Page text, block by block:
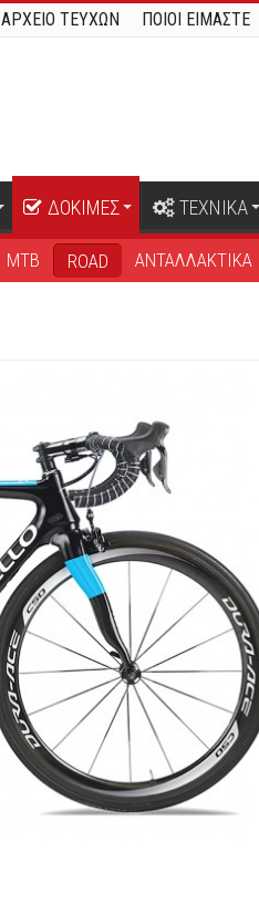
ΑΡΧΕΙΟ ΤΕΥΧΩΝ ΠΟΙΟΙ ΕΙΜΑΣΤΕ
ΔΟΚΙΜΕΣ ΤΕΧΝΙΚΑ
MTB ROAD ΑΝΤΑΛΛΑΚΤΙΚΑ